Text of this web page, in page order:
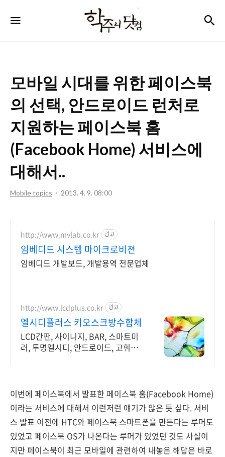
주
컴
모바일 시대를 위한 페이스북
의 선택, 안드로이드 런처로
지원하는 페이스북 홈
(Facebook Home) 서비스에
대해서..
Mobile topics 2013. 4. 9. 08:00
http://www.mvlab.co.kr 광고
임베디드 시스템 마이크로비젼
임베디드 개발보드, 개발용역 전문업체
http://www.lcdplus.co.kr 광고
엘시디플러스 키오스크방수함체
LCD간판, 사이니지, BAR, 스마트미
러, 투명엘시디, 안드로이드, 고휘도
이번에 페이스북에서 발표한 페이스북 홈(Facebook Home)
이라는 서비스에 대해서 이런저런 얘기가 많은 듯 싶다. 서비
스 발표 이전에 HTC와 페이스북 스마트폰을 만든다는 루머도
있었고 페이스북 OS가 나온다는 루머가 있었던 것도 사실이
지만 페이스북이 최근 모바일에 관련하여 내놓은 해답은 바로